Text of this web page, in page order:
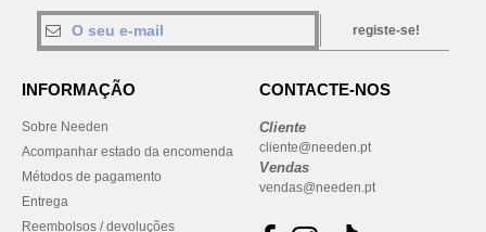
registe-se!
INFORMAÇÃO
Sobre Needen
Acompanhar estado da encomenda
Métodos de pagamento
Entrega
Reembolsos / devoluções
CONTACTE-NOS
Cliente
cliente@needen.pt
Vendas
vendas@needen.pt